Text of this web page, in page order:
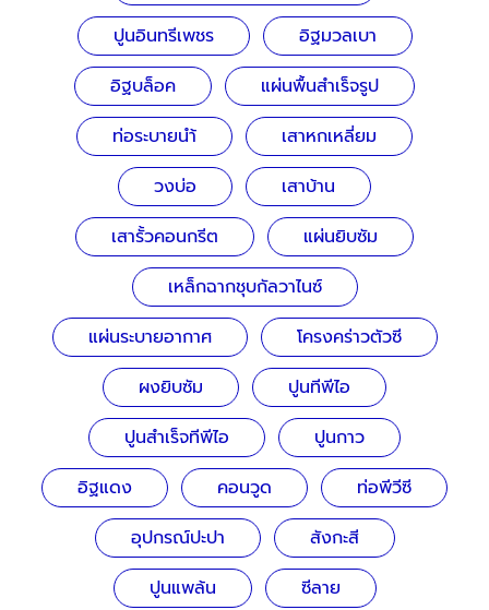
ปูนอินทรีเพชร
อิฐมวลเบา
อิฐบล็อค
แผ่นพื้นสำเร็จรูป
ท่อระบายนำ้
เสาหกเหลี่ยม
วงบ่อ
เสาบ้าน
เสารั้วคอนกรีต
แผ่นยิบซัม
เหล็กฉากชุบกัลวาไนซ์
แผ่นระบายอากาศ
โครงคร่าวตัวซี
ผงยิบซัม
ปูนทีพีไอ
ปูนสำเร็จทีพีไอ
ปูนกาว
อิฐแดง
คอนวูด
ท่อพีวีซี
อุปกรณ์ปะปา
สังกะสี
ปูนแพล้น
ซีลาย